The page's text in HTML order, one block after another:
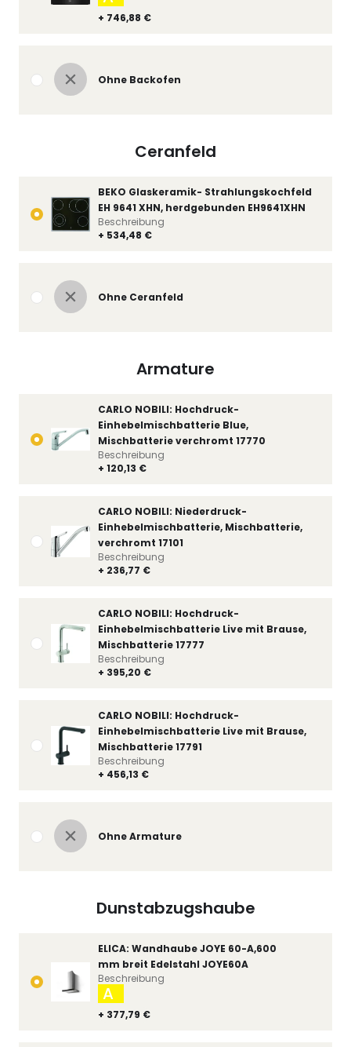
+ 746,88 €
Ohne Backofen
Ceranfeld
BEKO Glaskeramik- Strahlungskochfeld
EH 9641 XHN, herdgebunden EH9641XHN
+ 534,48 €
Beschreibung
Ohne Ceranfeld
Armature
CARLO NOBILI: Hochdruck-
Einhebelmischbatterie Blue,
Mischbatterie verchromt 17770
+ 120,13 €
Beschreibung
CARLO NOBILI: Niederdruck-
Einhebelmischbatterie, Mischbatterie,
verchromt 17101
+ 236,77 €
Beschreibung
CARLO NOBILI: Hochdruck-
Einhebelmischbatterie Live mit Brause,
Mischbatterie 17777
+ 395,20 €
Beschreibung
CARLO NOBILI: Hochdruck-
Einhebelmischbatterie Live mit Brause,
Mischbatterie 17791
+ 456,13 €
Beschreibung
Ohne Armature
Dunstabzugshaube
ELICA: Wandhaube JOYE 60-A,600
mm breit Edelstahl JOYE60A
+ 377,79 €
A
Beschreibung